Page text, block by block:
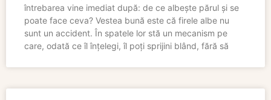
întrebarea vine imediat după: de ce albește părul și se
poate face ceva? Vestea bună este că firele albe nu
sunt un accident. În spatele lor stă un mecanism pe
care, odată ce îl înțelegi, îl poți sprijini blând, fără să